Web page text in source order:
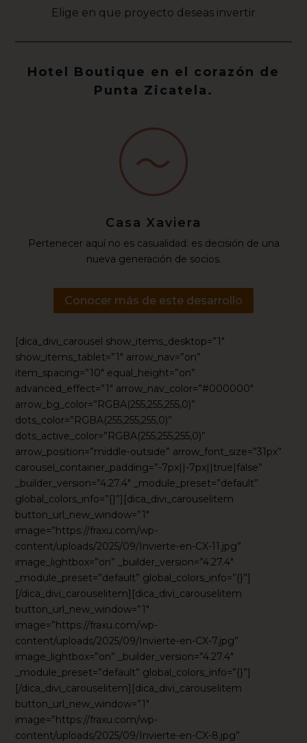
Elige en que proyecto deseas invertir
Hotel Boutique en el corazón de
Punta Zicatela.
Casa Xaviera
Pertenecer aquí no es casualidad: es decisión de una
nueva generación de socios.
Conocer más de este desarrollo
[dica_divi_carousel show_items_desktop=”1″
show_items_tablet=”1″ arrow_nav=”on”
item_spacing=”10″ equal_height=”on”
advanced_effect=”1″ arrow_nav_color=”#000000″
arrow_bg_color=”RGBA(255,255,255,0)”
dots_color=”RGBA(255,255,255,0)”
dots_active_color=”RGBA(255,255,255,0)”
arrow_position=”middle-outside” arrow_font_size=”31px”
carousel_container_padding=”-7px||-7px||true|false”
_builder_version=”4.27.4″ _module_preset=”default”
global_colors_info=”{}”][dica_divi_carouselitem
button_url_new_window=”1″
image=”https://fraxu.com/wp-
content/uploads/2025/09/Invierte-en-CX-11.jpg”
image_lightbox=”on” _builder_version=”4.27.4″
_module_preset=”default” global_colors_info=”{}”]
[/dica_divi_carouselitem][dica_divi_carouselitem
button_url_new_window=”1″
image=”https://fraxu.com/wp-
content/uploads/2025/09/Invierte-en-CX-7.jpg”
image_lightbox=”on” _builder_version=”4.27.4″
_module_preset=”default” global_colors_info=”{}”]
[/dica_divi_carouselitem][dica_divi_carouselitem
button_url_new_window=”1″
image=”https://fraxu.com/wp-
content/uploads/2025/09/Invierte-en-CX-8.jpg”